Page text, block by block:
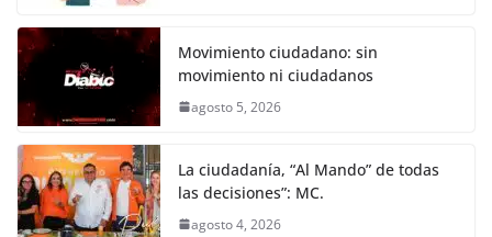
Movimiento ciudadano: sin
movimiento ni ciudadanos
agosto 5, 2026
La ciudadanía, “Al Mando” de todas
las decisiones”: MC.
agosto 4, 2026